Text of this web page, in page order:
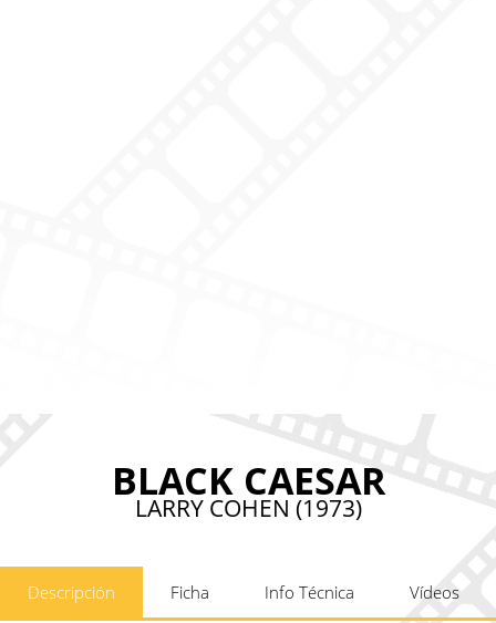
BLACK CAESAR
LARRY COHEN (1973)
Descripción Ficha Info Técnica Vídeos